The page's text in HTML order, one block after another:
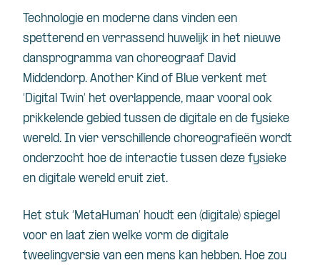
Technologie en moderne dans vinden een
spetterend en verrassend huwelijk in het nieuwe
dansprogramma van choreograaf David
Middendorp. Another Kind of Blue verkent met
‘Digital Twin’ het overlappende, maar vooral ook
prikkelende gebied tussen de digitale en de fysieke
wereld. In vier verschillende choreografieën wordt
onderzocht hoe de interactie tussen deze fysieke
en digitale wereld eruit ziet.
Het stuk ‘MetaHuman’ houdt een (digitale) spiegel
voor en laat zien welke vorm de digitale
tweelingversie van een mens kan hebben. Hoe zou